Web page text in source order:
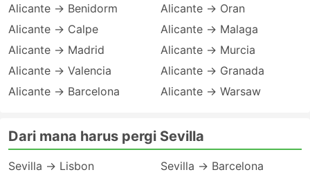
Alicante → Benidorm
Alicante → Calpe
Alicante → Madrid
Alicante → Valencia
Alicante → Barcelona
Alicante → Oran
Alicante → Malaga
Alicante → Murcia
Alicante → Granada
Alicante → Warsaw
Dari mana harus pergi Sevilla
Sevilla → Lisbon
Sevilla → Barcelona